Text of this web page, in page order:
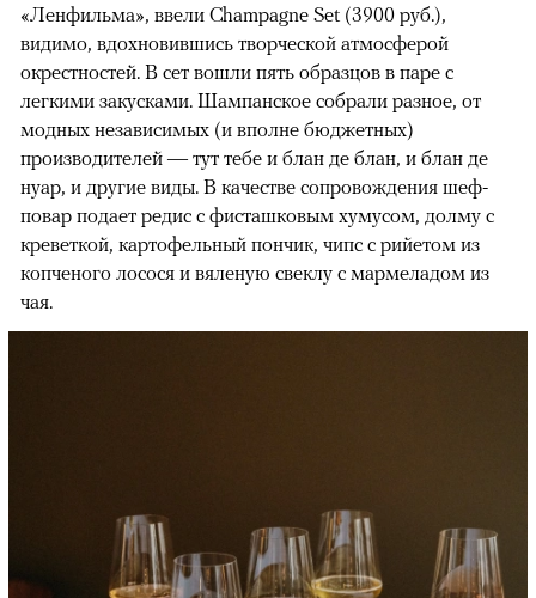
«Ленфильма», ввели Champagne Set (3900 руб.),
видимо, вдохновившись творческой атмосферой
окрестностей. В сет вошли пять образцов в паре с
легкими закусками. Шампанское собрали разное, от
модных независимых (и вполне бюджетных)
производителей — тут тебе и блан де блан, и блан де
нуар, и другие виды. В качестве сопровождения шеф-
повар подает редис с фисташковым хумусом, долму с
креветкой, картофельный пончик, чипс с рийетом из
копченого лосося и вяленую свеклу с мармеладом из
чая.